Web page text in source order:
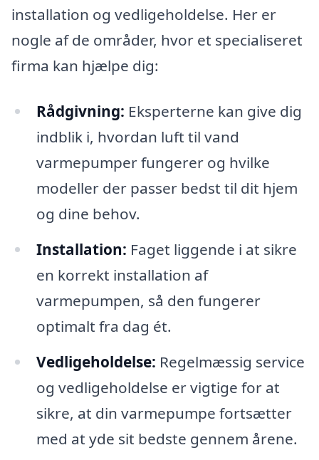
installation og vedligeholdelse. Her er
nogle af de områder, hvor et specialiseret
firma kan hjælpe dig:
Rådgivning: Eksperterne kan give dig
indblik i, hvordan luft til vand
varmepumper fungerer og hvilke
modeller der passer bedst til dit hjem
og dine behov.
Installation: Faget liggende i at sikre
en korrekt installation af
varmepumpen, så den fungerer
optimalt fra dag ét.
Vedligeholdelse: Regelmæssig service
og vedligeholdelse er vigtige for at
sikre, at din varmepumpe fortsætter
med at yde sit bedste gennem årene.